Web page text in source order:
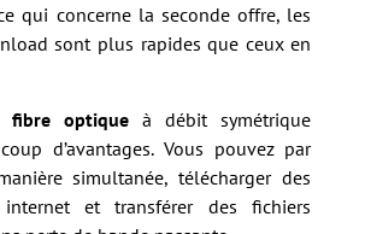
qui concerne la seconde offre, les
sont plus rapides que ceux en
fibre optique à débit symétrique
d’avantages. Vous pouvez par
simultanée, télécharger des
et transférer des fichiers